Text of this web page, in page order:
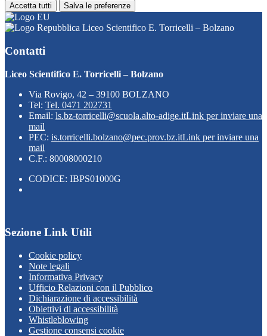
Accetta tutti Salva le preferenze
Liceo Scientifico E. Torricelli – Bolzano
Contatti
Liceo Scientifico E. Torricelli – Bolzano
Via Rovigo, 42 – 39100 BOLZANO
Tel: Tel. 0471 202731
Email: ls.bz-torricelli@scuola.alto-adige.itLink per inviare una
mail
PEC: is.torricelli.bolzano@pec.prov.bz.itLink per inviare una
mail
C.F.: 80008000210
CODICE: IBPS01000G
Sezione Link Utili
Cookie policy
Note legali
Informativa Privacy
Ufficio Relazioni con il Pubblico
Dichiarazione di accessibilità
Obiettivi di accessibilità
Whistleblowing
Gestione consensi cookie